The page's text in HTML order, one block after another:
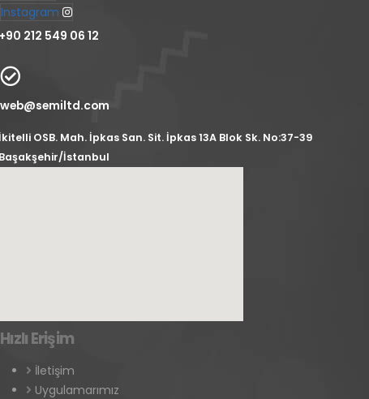
Instagram
212 549 06 12
web@semiltd.com
OSB. Mah. İpkas San. Sit. İpkas 13A Blok Sk. No:37-39
İstanbul
Hızlı Erişim
İletişim
Uygulamarımız